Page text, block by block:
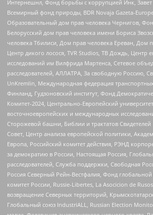
Интернешнл, Фонд борьбы с коррупцией Инк, Завет
Всемирный фонд природы, BDR Novaja Gazeta-
Образовательный дом прав человека Чернигов,
Белорусский дом прав человека имени Бориса
человека Тбилиси, Дом прав человека Ереван, Дом
Центр дикого лосося, TVR Studios, ТВ Дождь, Центр
исследований им Вилфрида Мартенса, Сетевое
расследователей, АЛЛАТРА, За свободную Россию,
UnKremlin, Международная федерация
Финланд, Гудзоновский институт, Фонд
Комитет-2024, Центрально-Европейский
восточноевропейских и международных
Сторожевой башни, Библии и трактатов
Совет, Центр анализа европейской политики,
Европа, Российский комитет действия, РЭНД
за демократию в России, Настоящая Россия,
расследователей, Служба поддержки, Свободная
Россия Северный Рейн-Вестфалия, Фонд
комитет России, Russie-Libertes, La Asocicion de
возвращение Северных территорий,
Глобальный союз IndustriALL, Russian Election